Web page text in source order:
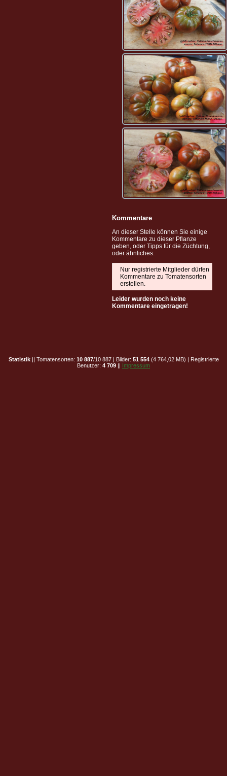
Kommentare
An dieser Stelle können Sie einige
Kommentare zu dieser Pflanze
geben, oder Tipps für die Züchtung,
oder ähnliches.
Nur registrierte Mitglieder dürfen
Kommentare zu Tomatensorten
erstellen.
Leider wurden noch keine
Kommentare eingetragen!
Statistik|| Tomatensorten: 10 887/10 887 | Bilder: 51 554(4 764,02 MB) | Registrierte
Benutzer: 4 709 || Impressum